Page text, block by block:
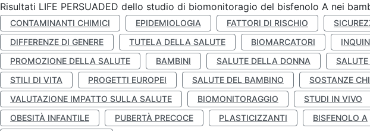
Risultati LIFE PERSUADED dello studio di biomonitoragio del bisfenolo A nei
CONTAMINANTI CHIMICI EPIDEMIOLOGIA FATTORI DI RISCHIO
DIFFERENZE DI GENERE
TUTELA DELLA SALUTE BIOMARCATORI
PROMOZIONE DELLA SALUTE
BAMBINI SALUTE DELLA DONNA
STILI DI VITA
PROGETTI EUROPEI SALUTE DEL BAMBINO
SOSTANZE
VALUTAZIONE IMPATTO SULLA SALUTE
BIOMONITORAGGIO STUDI IN VIVO
OBESITÀ INFANTILE
PUBERTÀ PRECOCE PLASTICIZZANTI BISFENOLO A